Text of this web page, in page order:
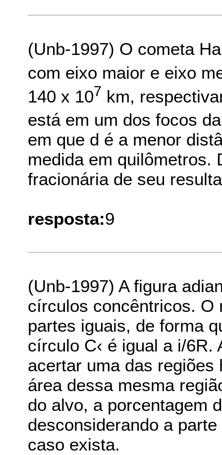
(Unb-1997) O cometa
com eixo maior e eixo
140 x 107 km,
está em um dos focos
em que d é a menor
medida em quilômetros.
fracionária de seu
resposta:9
(Unb-1997) A figura
círculos concêntricos. O
partes iguais, de forma
círculo C‹ é igual a i/6R.
acertar uma das
área dessa mesma
do alvo, a porcentagem
desconsiderando a
caso exista.